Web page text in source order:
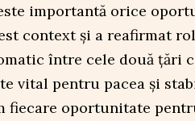
importantă orice
context și a reafirmat
între cele două țări
vital pentru pacea și
fiecare oportunitate